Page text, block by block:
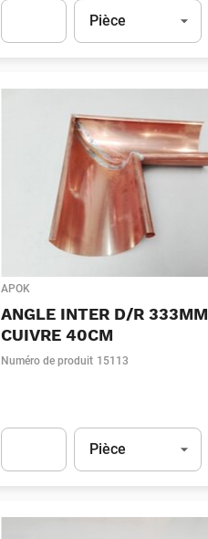
Unité
Pièce
APOK
ANGLE INTER D/R 333MM
CUIVRE 40CM
Numéro de produit 15113
Unité
Pièce